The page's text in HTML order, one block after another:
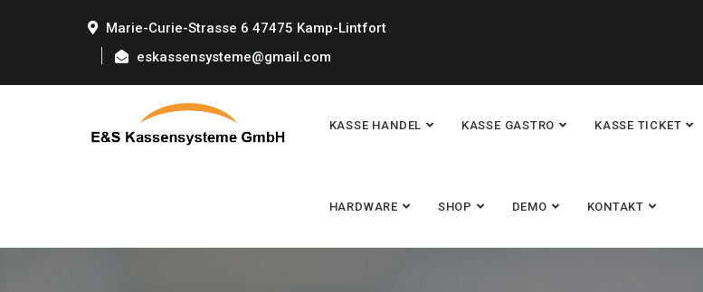
Marie-Curie-Strasse 6 47475 Kamp-Lintfort
eskassensysteme@gmail.com
KASSE HANDEL KASSE GASTRO KASSE TICKET
HARDWARE SHOP DEMO KONTAKT